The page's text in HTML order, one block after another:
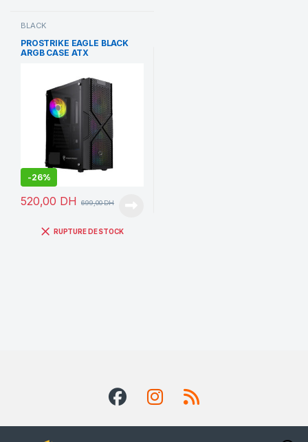
BLACK
PROSTRIKE EAGLE BLACK
ARGB CASE ATX
-26%
520,00 DH 699,00DH
RUPTURE DE STOCK